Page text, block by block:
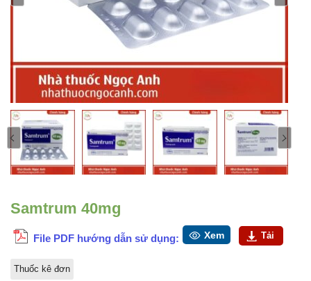
Samtrum 40mg
File PDF hướng dẫn sử dụng: Xem Tải
Thuốc kê đơn